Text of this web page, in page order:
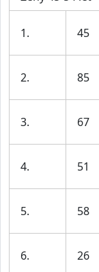
1. 45
2. 85
3. 67
4. 51
5. 58
6. 26